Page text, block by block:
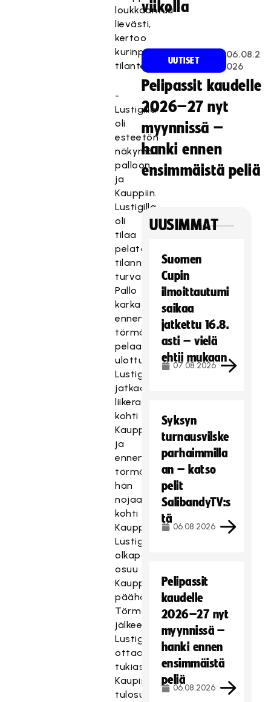
loukkaantuu
lievästi,
kertoo
kurinpitäjä
tilanteesta.
-
Lustigilla
oli
esteetön
näkymä
palloon
ja
Kauppiin.
Lustigilla
oli
tilaa
pelata
tilanne
turvallisesti.
Pallo
karkaa
ennen
törmäystä
pelaajien
ulottumattomiin.
Lustig
jatkaa
liikerataansa
kohti
Kauppia
ja
ennen
törmäystä
hän
nojaa
kohti
Kauppia.
Lustigin
olkapää
osuu
Kauppia
päähän.
Törmäyksen
jälkeen
Lustig
ottaa
tukiaskeleen
Kaupin
tulosuuntaan,
viikolla
UUTISET
06.08.2
026
Pelipassit kaudelle
2026–27 nyt
myynnissä –
hanki ennen
ensimmäistä peliä
UUSIMMAT
Suomen
Cupin
ilmoittautumi
saikaa
jatkettu 16.8.
asti – vielä
ehtii mukaan
07.08.2026
Syksyn
turnausvilske
parhaimmilla
an – katso
pelit
SalibandyTV:s
tä
06.08.2026
Pelipassit
kaudelle
2026–27 nyt
myynnissä –
hanki ennen
ensimmäistä
peliä
06.08.2026